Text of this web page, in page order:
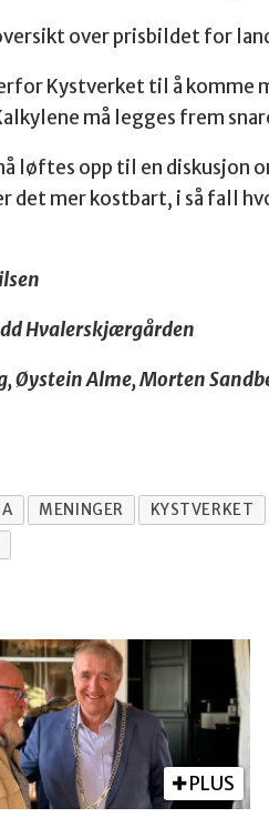
over prisbildet for
Kystverket til å komme
må legges frem
løftes opp til en diskusjon
det mer kostbart, i så fall
Hvalerskjærgården
Øystein Alme, Morten
MENINGER KYSTVERKET
PLUS